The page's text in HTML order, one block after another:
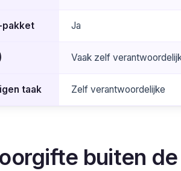
pakket Ja
Vaak zelf
taak Zelf verantwoordelijke
buiten de